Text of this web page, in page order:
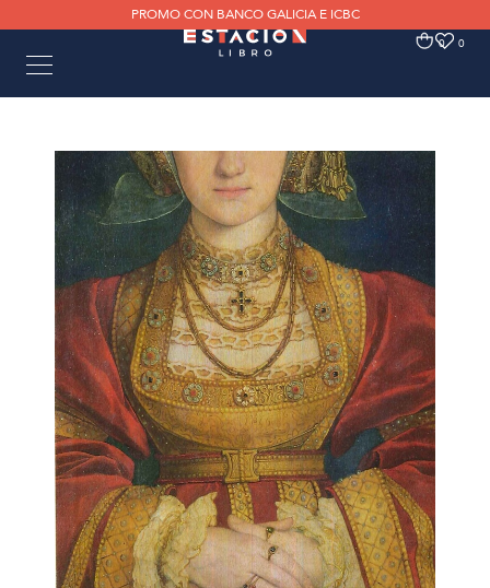
PROMO CON BANCO GALICIA E ICBC
0 0